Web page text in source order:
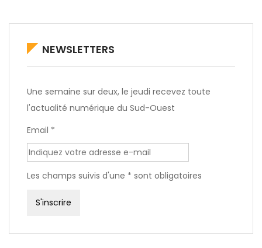
NEWSLETTERS
Une semaine sur deux, le jeudi recevez toute
l'actualité numérique du Sud-Ouest
Email *
Les champs suivis d'une * sont obligatoires